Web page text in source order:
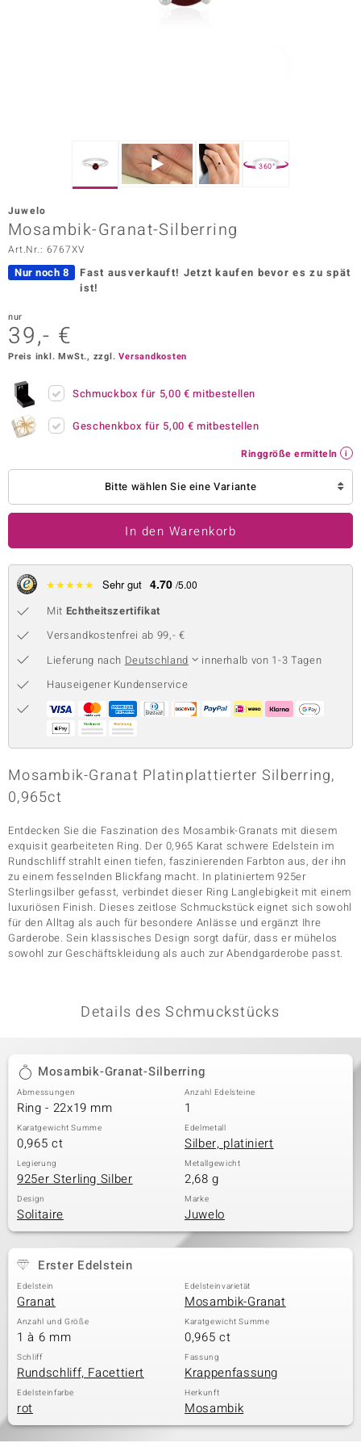
Vogue
BY DE MELO
Collection
Classics
360°
Juwelo
Mosambik-Granat-Silberring
Art.Nr.: 6767XV
Nur noch 8 Fast ausverkauft! Jetzt kaufen bevor es zu spät
ist!
nur
39,- €
Preis inkl. MwSt., zzgl.Versandkosten
Schmuckbox für 5,00 € mitbestellen
Geschenkbox für 5,00 € mitbestellen
Ringgröße ermitteln
Bitte wählen Sie eine Variante
In den Warenkorb
★★★★★ Sehr gut 4.70 /5.00
Mit Echtheitszertifikat
Versandkostenfrei ab 99,- €
Lieferung nach Deutschland
innerhalb von 1-3 Tagen
Hauseigener Kundenservice
Mosambik-Granat Platinplattierter Silberring,
0,965ct
Entdecken Sie die Faszination des Mosambik-Granats mit diesem
exquisit gearbeiteten Ring. Der 0,965 Karat schwere Edelstein im
Rundschliff strahlt einen tiefen, faszinierenden Farbton aus, der ihn
zu einem fesselnden Blickfang macht. In platiniertem 925er
Sterlingsilber gefasst, verbindet dieser Ring Langlebigkeit mit einem
luxuriösen Finish. Dieses zeitlose Schmuckstück eignet sich sowohl
für den Alltag als auch für besondere Anlässe und ergänzt Ihre
Garderobe. Sein klassisches Design sorgt dafür, dass er mühelos
sowohl zur Geschäftskleidung als auch zur Abendgarderobe passt.
Details des Schmuckstücks
Mosambik-Granat-Silberring
Abmessungen
Ring - 22x19 mm
Anzahl Edelsteine
1
Karatgewicht Summe
0,965 ct
Edelmetall
Silber, platiniert
Legierung
925er Sterling Silber
Metallgewicht
2,68 g
Design
Solitaire
Marke
Juwelo
Erster Edelstein
Edelstein
Granat
Edelsteinvarietät
Mosambik-Granat
Anzahl und Größe
1 à 6 mm
Karatgewicht Summe
0,965 ct
Schliff
Rundschliff, Facettiert
Fassung
Krappenfassung
Edelsteinfarbe
rot
Herkunft
Mosambik